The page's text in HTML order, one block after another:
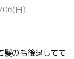
日)
髪の毛後退してて